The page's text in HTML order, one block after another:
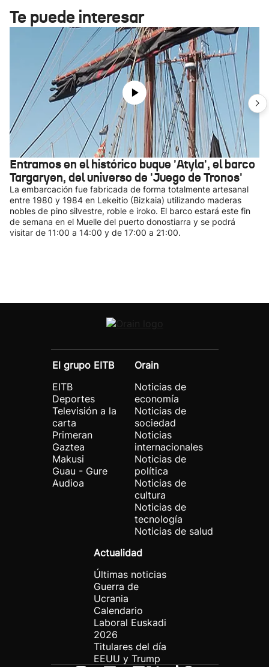
Te puede interesar
Entramos en el histórico buque 'Atyla', el barco
Targaryen, del universo de 'Juego de Tronos'
La embarcación fue fabricada de forma totalmente artesanal
entre 1980 y 1984 en Lekeitio (Bizkaia) utilizando maderas
nobles de pino silvestre, roble e iroko. El barco estará este fin
de semana en el Muelle del puerto donostiarra y se podrá
visitar de 11:00 a 14:00 y de 17:00 a 21:00.
El grupo EITB
EITB
Deportes
Televisión a la
carta
Primeran
Gaztea
Makusi
Guau - Gure
Audioa
Orain
Noticias de
economía
Noticias de
sociedad
Noticias
internacionales
Noticias de
política
Noticias de
cultura
Noticias de
tecnología
Noticias de salud
Actualidad
Últimas noticias
Guerra de
Ucrania
Calendario
Laboral Euskadi
2026
Titulares del día
EEUU y Trump